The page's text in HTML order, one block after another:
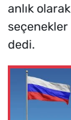
anlık
dedi.